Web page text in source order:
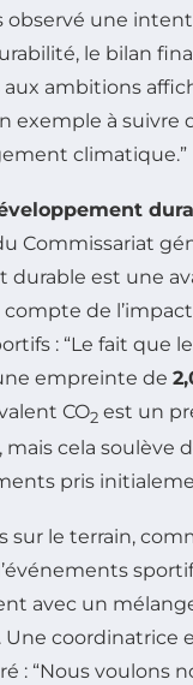
observé une
le bilan
ambitions
exemple à suivre
climatique.”
Commissariat
durable est une
compte de
: “Le fait que
empreinte de
CO2 est un
mais cela soulève
pris
sur le terrain,
avec un
coordinatrice
: “Nous voulons